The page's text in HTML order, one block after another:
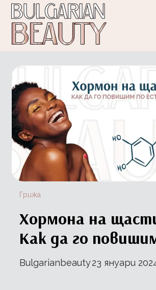
Грижа
Хормона на
Как да го
Bulgarianbeauty23 януари